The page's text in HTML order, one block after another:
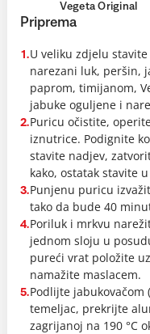
Vegeta Original
Priprema
1.U veliku zdjelu
narezani luk, peršin,
paprom, timijanom,
jabuke oguljene i
2.Puricu očistite,
iznutrice. Podignite
stavite nadjev,
kako, ostatak stavite
3.Punjenu puricu
tako da bude 40
4.Poriluk i mrkvu
jednom sloju u
pureći vrat položite
namažite maslacem.
5.Podlijte jabukovačom
temeljac, prekrijte
zagrijanoj na 190 °C